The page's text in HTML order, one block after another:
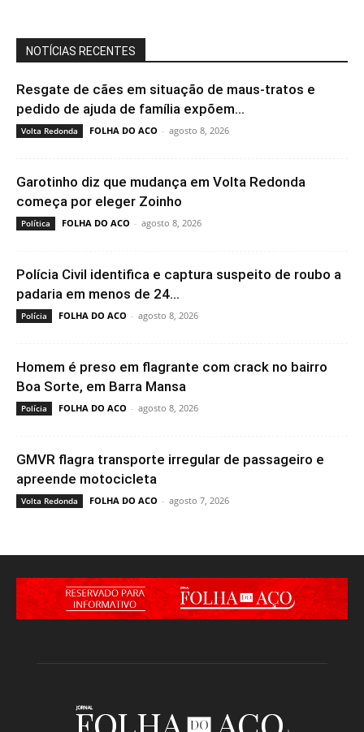
NOTÍCIAS RECENTES
Resgate de cães em situação de maus-tratos e
pedido de ajuda de família expõem...
Volta Redonda FOLHA DO ACO - agosto 8, 2026
Garotinho diz que mudança em Volta Redonda
começa por eleger Zoinho
Política FOLHA DO ACO - agosto 8, 2026
Polícia Civil identifica e captura suspeito de roubo a
padaria em menos de 24...
Polícia FOLHA DO ACO - agosto 8, 2026
Homem é preso em flagrante com crack no bairro
Boa Sorte, em Barra Mansa
Polícia FOLHA DO ACO - agosto 8, 2026
GMVR flagra transporte irregular de passageiro e
apreende motocicleta
Volta Redonda FOLHA DO ACO - agosto 7, 2026